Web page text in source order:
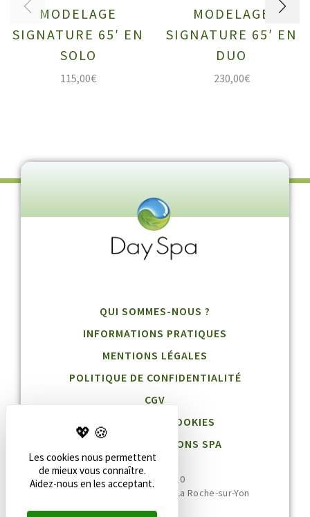
MODELAGE
SIGNATURE 65′ EN
SOLO
115,00€
MODELAGE
SIGNATURE 65′ EN
DUO
230,00€
QUI SOMMES-NOUS ?
INFORMATIONS PRATIQUES
MENTIONS LÉGALES
POLITIQUE DE CONFIDENTIALITÉ
CGV
GESTION DES COOKIES
BLOG DESTINATIONS SPA
02 51 36 95 10
20 rue Jean Jaurès, 85000 La Roche-sur-Yon
Les cookies nous permettent
de mieux vous connaître.
Aidez-nous en les acceptant.